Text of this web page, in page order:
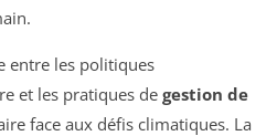
entre les politiques
et les pratiques de gestion de
face aux défis climatiques. La